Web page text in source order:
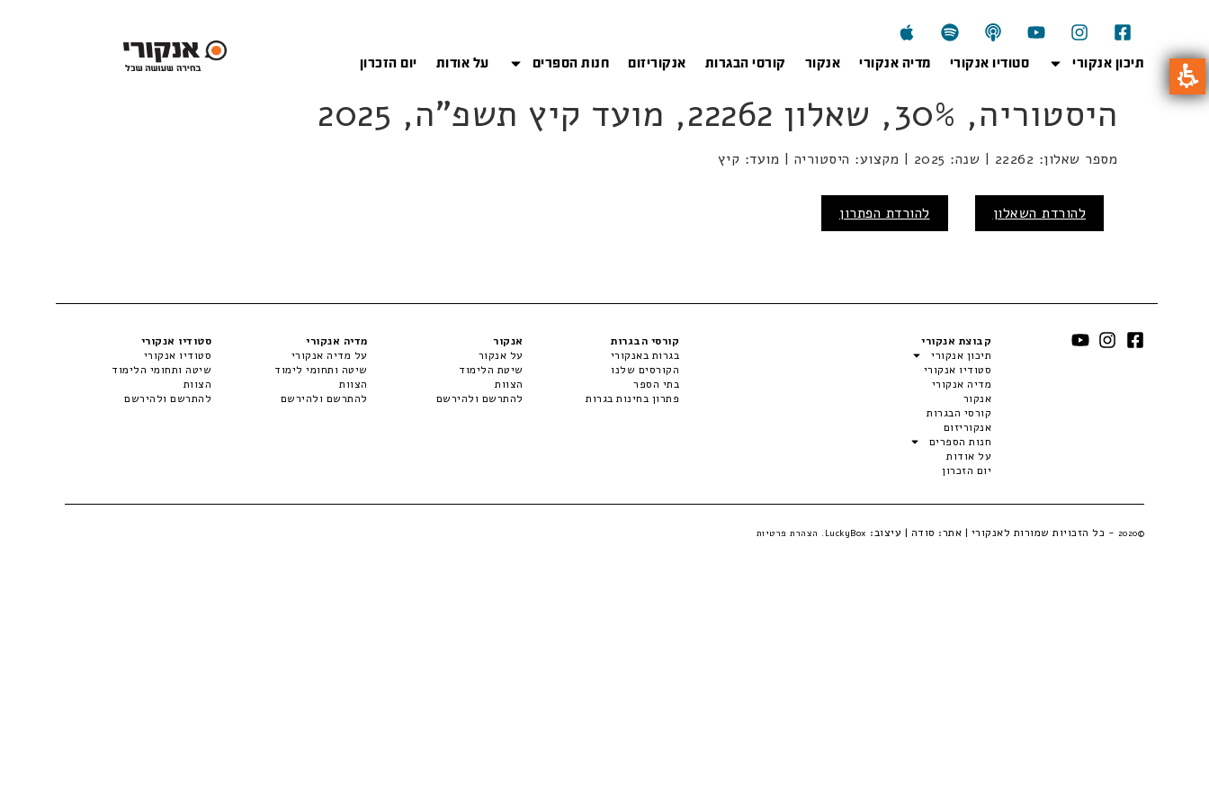
תיכון אנקורי סטודיו אנקורי מדיה אנקורי אנקור קורסי הבגרות אנקוריזום חנות הספרים על אודות יום הזכרון
היסטוריה, 30%, שאלון 22262, מועד קיץ תשפ"ה, 2025
מספר שאלון: 22262 | שנה: 2025 | מקצוע: היסטוריה | מועד: קיץ
להורדת השאלון להורדת הפתרון
קבוצת אנקורי
תיכון אנקורי
סטודיו אנקורי
מדיה אנקורי
אנקור
קורסי הבגרות
אנקוריזום
חנות הספרים
על אודות
יום הזכרון
קורסי הבגרות
בגרות באנקורי
הקורסים שלנו
בתי הספר
פתרון בחינות בגרות
אנקור
על אנקור
שיטת הלימוד
הצוות
להתרשם ולהירשם
מדיה אנקורי
על מדיה אנקורי
שיטה ותחומי לימוד
הצוות
להתרשם ולהירשם
סטודיו אנקורי
סטודיו אנקורי
שיטה ותחומי הלימוד
הצוות
להתרשם ולהירשם
©2020 - כל הזכויות שמורות לאנקורי | אתר: סודה | עיצוב: LuckyBox. הצהרת פרטיות